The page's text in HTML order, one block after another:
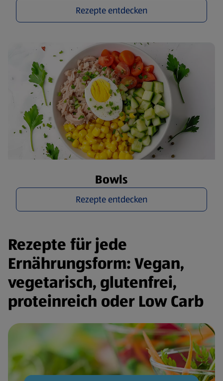
Rezepte entdecken
Bowls
Rezepte entdecken
Rezepte für jede
Ernährungsform: Vegan,
vegetarisch, glutenfrei,
proteinreich oder Low Carb